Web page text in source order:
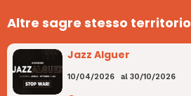
Altre sagre stesso territorio
Jazz Alguer
10/04/2026 al 30/10/2026